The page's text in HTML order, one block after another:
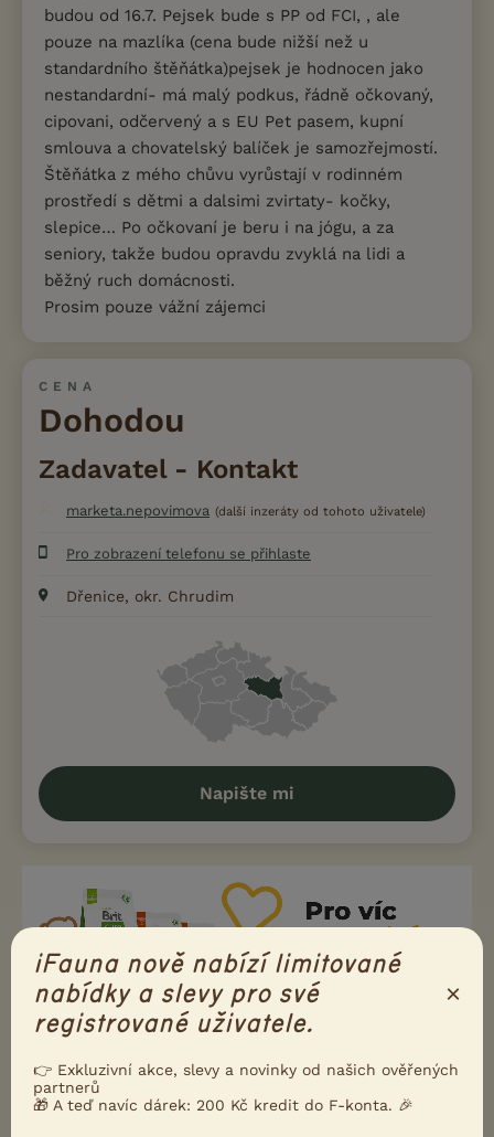
budou od 16.7. Pejsek bude s PP od FCI, , ale
pouze na mazlíka (cena bude nižší než u
standardního štěňátka)pejsek je hodnocen jako
nestandardní- má malý podkus, řádně očkovaný,
cipovani, odčervený a s EU Pet pasem, kupní
smlouva a chovatelský balíček je samozřejmostí.
Štěňátka z mého chůvu vyrůstají v rodinném
prostředí s dětmi a dalsimi zvirtaty- kočky,
slepice… Po očkovaní je beru i na jógu, a za
seniory, takže budou opravdu zvyklá na lidi a
běžný ruch domácnosti.
Prosim pouze vážní zájemci
CENA
Dohodou
Zadavatel - Kontakt
marketa.nepovimova (další inzeráty od tohoto uživatele)
Pro zobrazení telefonu se přihlaste
Dřenice, okr. Chrudim
Napište mi
iFauna nově nabízí limitované
nabídky a slevy pro své
registrované uživatele.
×
👉 Exkluzivní akce, slevy a novinky od našich ověřených
partnerů
🎁 A teď navíc dárek: 200 Kč kredit do F-konta. 🎉